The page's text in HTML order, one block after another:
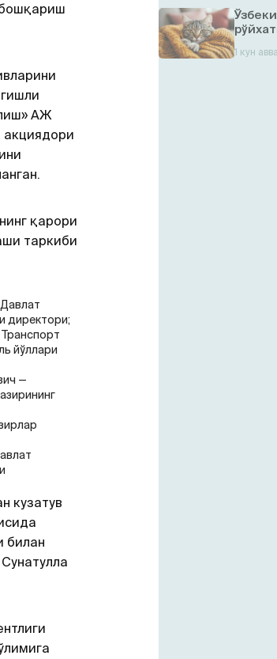
АЖ
акциядори
қарори
таркиби
директори;
йўллари
—
кузатув
билан
1 кун